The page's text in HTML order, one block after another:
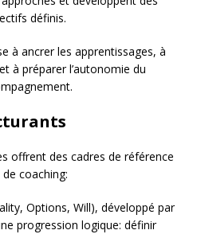
définis.
à ancrer les apprentissages, à
à préparer l’autonomie du
offrent des cadres de référence
coaching:
Options, Will), développé par
progression logique: définir